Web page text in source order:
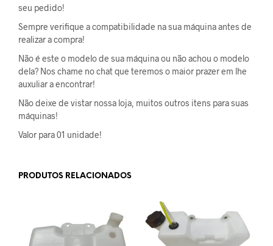
seu pedido!
Sempre verifique a compatibilidade na sua máquina antes de
realizar a compra!
Não é este o modelo de sua máquina ou não achou o modelo
dela? Nos chame no chat que teremos o maior prazer em lhe
auxuliar a encontrar!
Não deixe de vistar nossa loja, muitos outros itens para suas
máquinas!
Valor para 01 unidade!
PRODUTOS RELACIONADOS